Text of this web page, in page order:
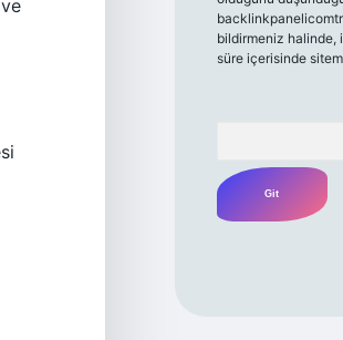
bildirmeniz halinde,
süre içerisinde